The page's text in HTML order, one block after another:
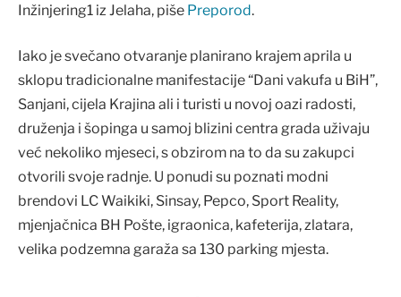
Inžinjering1 iz Jelaha, piše Preporod.
Iako je svečano otvaranje planirano krajem aprila u
sklopu tradicionalne manifestacije “Dani vakufa u BiH”,
Sanjani, cijela Krajina ali i turisti u novoj oazi radosti,
druženja i šopinga u samoj blizini centra grada uživaju
već nekoliko mjeseci, s obzirom na to da su zakupci
otvorili svoje radnje. U ponudi su poznati modni
brendovi LC Waikiki, Sinsay, Pepco, Sport Reality,
mjenjačnica BH Pošte, igraonica, kafeterija, zlatara,
velika podzemna garaža sa 130 parking mjesta.